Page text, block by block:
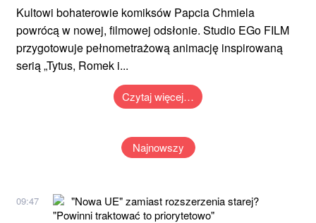
Kultowi bohaterowie komiksów Papcia Chmiela
powrócą w nowej, filmowej odsłonie. Studio EGo FILM
przygotowuje pełnometrażową animację inspirowaną
serią „Tytus, Romek i...
Czytaj więcej…
Najnowszy
09:47
"Nowa UE" zamiast rozszerzenia starej?
"Powinni traktować to priorytetowo"